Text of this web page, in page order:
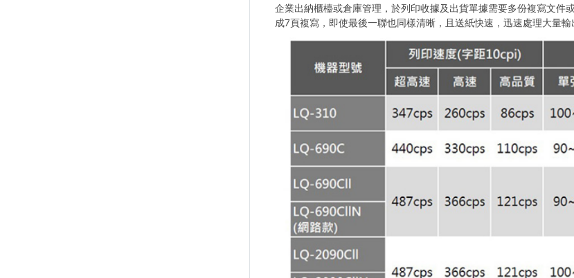
企業出納櫃檯或倉庫管理，於列印收據及出貨單據需要多份複寫文
成7頁複寫，即使最後一聯也同樣清晰，且送紙快速，迅速處理大量輸